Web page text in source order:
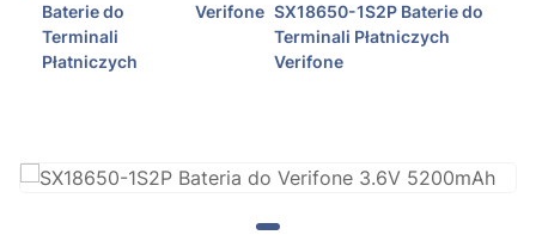
Baterie do
Terminali
Płatniczych
Verifone SX18650-1S2P Baterie do
Terminali Płatniczych
Verifone